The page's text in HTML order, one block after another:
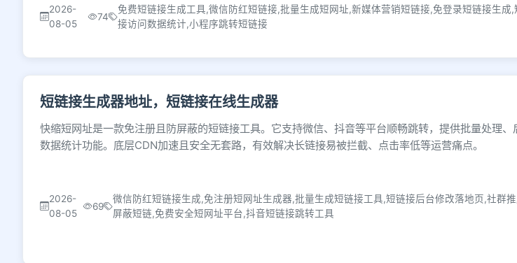
2026-
08-05
74
免费短链接生成工具,微信防红短链接,批量生成短网址,新媒体营销短链接,免登录短链接生成,
接访问数据统计,小程序跳转短链接
短链接生成器地址，短链接在线生成器
快缩短网址是一款免注册且防屏蔽的短链接工具。它支持微信、抖音等平台顺畅跳转，提供批量处理、
数据统计功能。底层CDN加速且安全无套路，有效解决长链接易被拦截、点击率低等运营痛点。
2026-
08-05
69
微信防红短链接生成,免注册短网址生成器,批量生成短链接工具,短链接后台修改落地页,社群
屏蔽短链,免费安全短网址平台,抖音短链接跳转工具